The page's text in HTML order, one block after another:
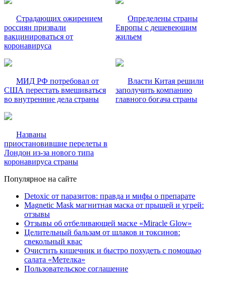
Страдающих ожирением
россиян призвали
вакцинироваться от
коронавируса
Определены страны
Европы с дешевеющим
жильем
МИД РФ потребовал от
США перестать вмешиваться
во внутренние дела страны
Власти Китая решили
заполучить компанию
главного богача страны
Названы
приостановившие перелеты в
Лондон из-за нового типа
коронавируса страны
Популярное на сайте
Detoxic от паразитов: правда и мифы о препарате
Magnetic Mask магнитная маска от прыщей и угрей:
отзывы
Отзывы об отбеливающей маске «Miracle Glow»
Целительный бальзам от шлаков и токсинов:
свекольный квас
Очистить кишечник и быстро похудеть с помощью
салата «Метелка»
Пользовательское соглашение